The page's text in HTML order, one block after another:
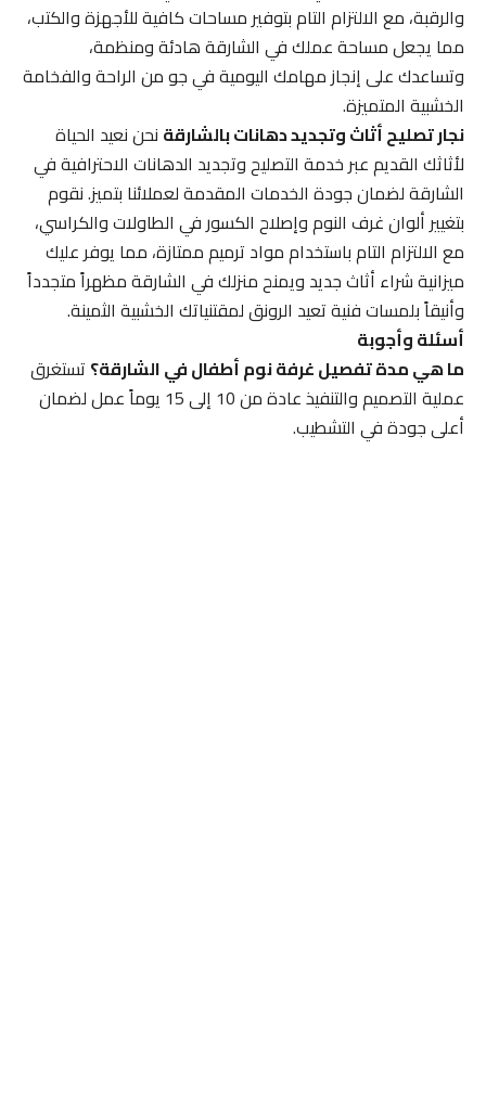
والرقبة، مع الالتزام التام بتوفير مساحات كافية للأجهزة والكتب،
مما يجعل مساحة عملك في الشارقة هادئة ومنظمة،
وتساعدك على إنجاز مهامك اليومية في جو من الراحة والفخامة
الخشبية المتميزة.
نجار تصليح أثاث وتجديد دهانات بالشارقةنحن نعيد الحياة
لأثاثك القديم عبر خدمة التصليح وتجديد الدهانات الاحترافية في
الشارقة لضمان جودة الخدمات المقدمة لعملائنا بتميز. نقوم
بتغيير ألوان غرف النوم وإصلاح الكسور في الطاولات والكراسي،
مع الالتزام التام باستخدام مواد ترميم ممتازة، مما يوفر عليك
ميزانية شراء أثاث جديد ويمنح منزلك في الشارقة مظهراً متجدداً
وأنيقاً بلمسات فنية تعيد الرونق لمقتنياتك الخشبية الثمينة.
أسئلة وأجوبة
ما هي مدة تفصيل غرفة نوم أطفال في الشارقة؟تستغرق
عملية التصميم والتنفيذ عادة من 10 إلى 15 يوماً عمل لضمان
أعلى جودة في التشطيب.